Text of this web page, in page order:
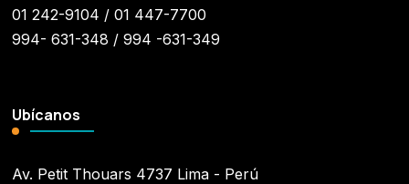
01 242-9104 / 01 447-7700
994- 631-348 / 994 -631-349
Ubícanos
Av. Petit Thouars 4737 Lima - Perú